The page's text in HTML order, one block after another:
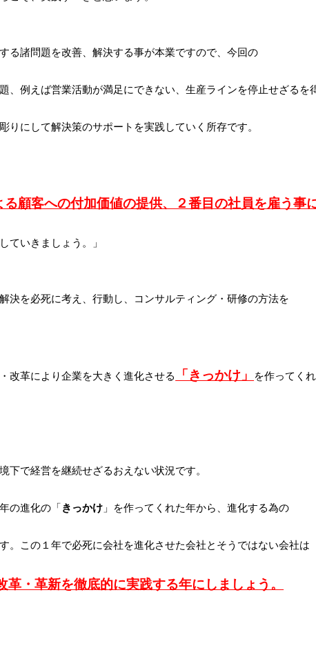
る諸問題を改善、解決する事が本業ですので、今回の
、例えば営業活動が満足にできない、生産ラインを停止せざるを
にして解決策のサポートを実践していく所存です。
る顧客への付加価値の提供、２番目の社員を雇う事
ていきましょう。」
決を必死に考え、行動し、コンサルティング・研修の方法を
改革により企業を大きく進化させる 「きっかけ」 を作ってく
で経営を継続せざるおえない状況です。
の進化の「きっかけ 」を作ってくれた年から、進化する為の
。この１年で必死に会社を進化させた会社とそうではない会社は
革・革新を徹底的に実践する年にしましょう。